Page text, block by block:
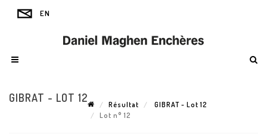
GIBRAT - LOT 12
Résultat
GIBRAT - Lot 12
Lot n° 12